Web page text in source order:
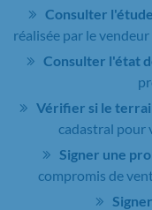
Consulter
réalisée par le
Consulter l'état
Vérifier si le
cadastral pour
Signer une
compromis de